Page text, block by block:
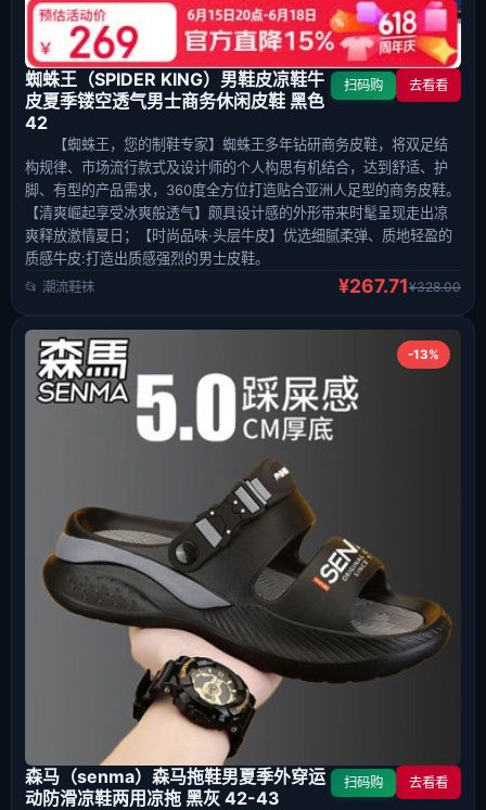
蜘蛛王（SPIDER KING）男鞋皮凉鞋牛
皮夏季镂空透气男士商务休闲皮鞋 黑色
42
扫码购 去看看
【蜘蛛王，您的制鞋专家】蜘蛛王多年钻研商务皮鞋，将双足结
构规律、市场流行款式及设计师的个人构思有机结合，达到舒适、护
脚、有型的产品需求，360度全方位打造贴合亚洲人足型的商务皮鞋。
【清爽崛起享受冰爽般透气】颇具设计感的外形带来时髦呈现走出凉
爽释放激情夏日；【时尚品味·头层牛皮】优选细腻柔弹、质地轻盈的
质感牛皮:打造出质感强烈的男士皮鞋。
📂 潮流鞋袜 ¥267.71¥328.00
-13%
森马（senma）森马拖鞋男夏季外穿运
动防滑凉鞋两用凉拖 黑灰 42-43
扫码购 去看看